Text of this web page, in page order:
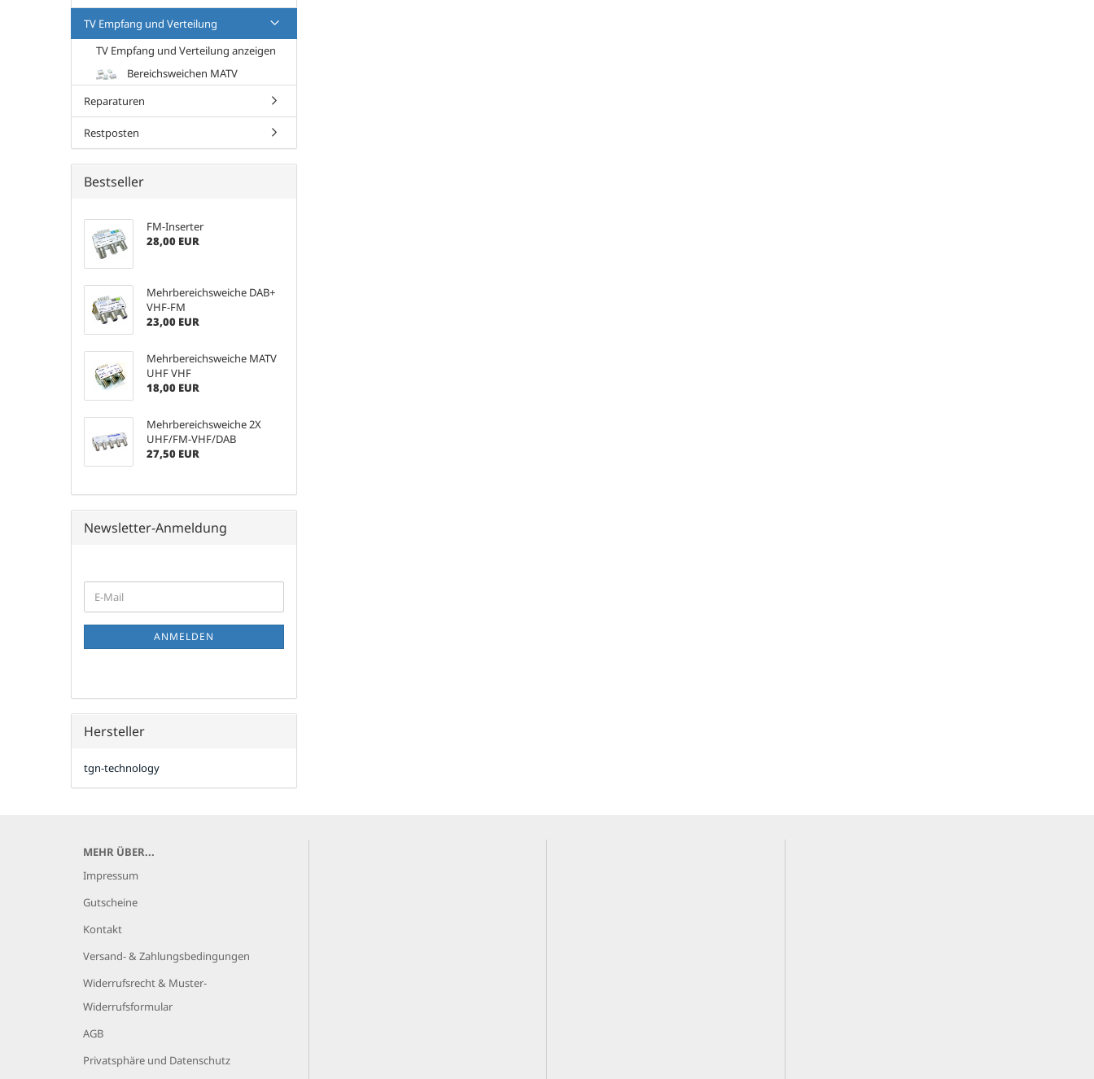
TV Empfang und Verteilung
TV Empfang und Verteilung anzeigen
Bereichsweichen MATV
Reparaturen
Restposten
Bestseller
FM-Inserter
28,00 EUR
Mehrbereichsweiche DAB+
VHF-FM
23,00 EUR
Mehrbereichsweiche MATV
UHF VHF
18,00 EUR
Mehrbereichsweiche 2X
UHF/FM-VHF/DAB
27,50 EUR
Newsletter-Anmeldung
ZUR
NEWSLETTER-
E-
Mail
ANMELDEN
Hersteller
tgn-technology
MEHR ÜBER...
Impressum
Gutscheine
Kontakt
Versand- & Zahlungsbedingungen
Widerrufsrecht & Muster-
Widerrufsformular
AGB
Privatsphäre und Datenschutz